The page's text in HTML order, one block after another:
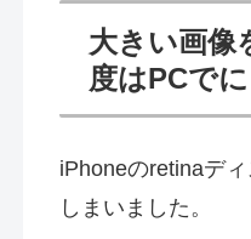
大きい画像
度はPCで
iPhoneのretinaデ
しまいました。